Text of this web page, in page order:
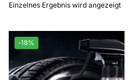
Einzelnes Ergebnis wird angezeigt
-18%